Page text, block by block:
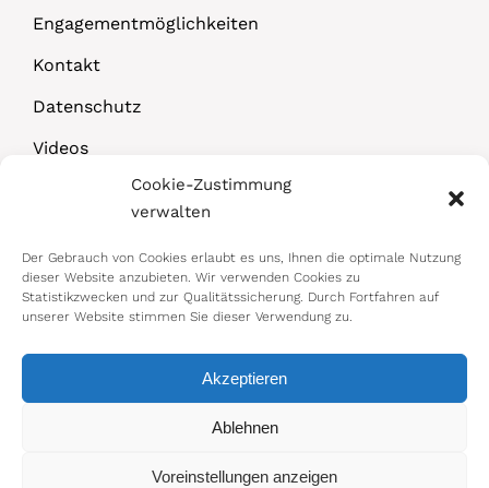
Cookie-Zustimmung
verwalten
Der Gebrauch von Cookies erlaubt es uns, Ihnen die optimale Nutzung
dieser Website anzubieten. Wir verwenden Cookies zu
Statistikzwecken und zur Qualitätssicherung. Durch Fortfahren auf
unserer Website stimmen Sie dieser Verwendung zu.
Akzeptieren
Ablehnen
Voreinstellungen anzeigen
Engagementmöglichkeiten
Kontakt
Datenschutz
Videos
© 2026 Bundesministerium für Arbeit,
Konsumentenschutz